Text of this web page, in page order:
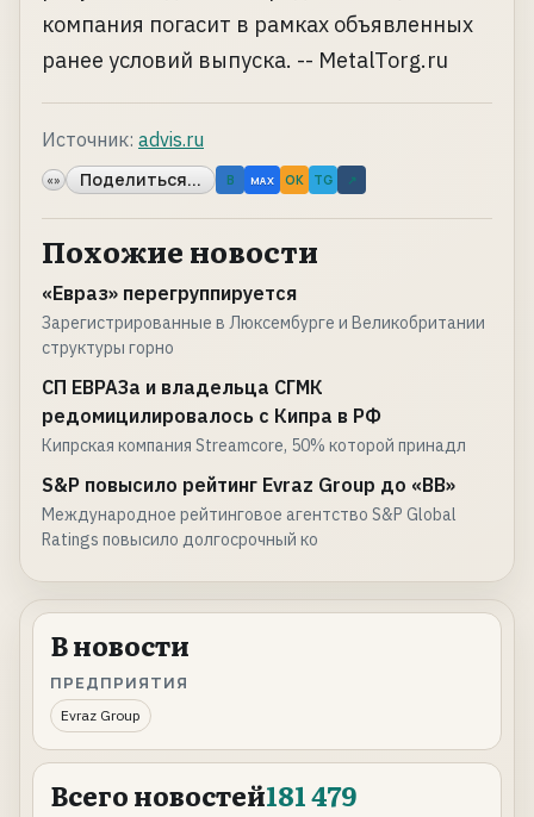
компания погасит в рамках объявленных
ранее условий выпуска. -- MetalTorg.ru
Источник: advis.ru
«» Поделиться... B MAX OK TG ↗
Похожие новости
«Евраз» перегруппируется
Зарегистрированные в Люксембурге и Великобритании
структуры горно
СП ЕВРАЗа и владельца СГМК
редомицилировалось с Кипра в РФ
Кипрская компания Streamcore, 50% которой принадл
S&P повысило рейтинг Evraz Group до «BB»
Международное рейтинговое агентство S&P Global
Ratings повысило долгосрочный ко
В новости
ПРЕДПРИЯТИЯ
Evraz Group
Всего новостей181 479